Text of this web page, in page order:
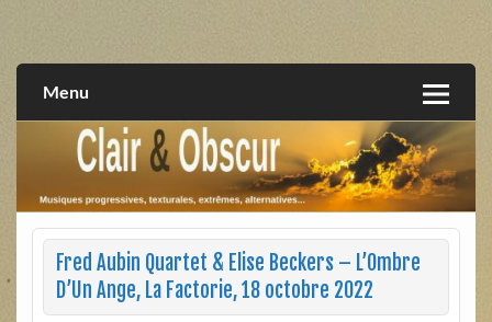
extrêmes, alternatives, texturales
Menu
Fred Aubin Quartet & Elise Beckers – L’Ombre
D’Un Ange, La Factorie, 18 octobre 2022